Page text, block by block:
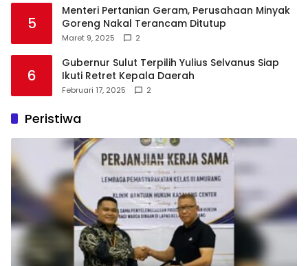
5
Menteri Pertanian Geram, Perusahaan Minyak
Goreng Nakal Terancam Ditutup
Maret 9, 2025 2
6
Gubernur Sulut Terpilih Yulius Selvanus Siap
Ikuti Retret Kepala Daerah
Februari 17, 2025 2
Peristiwa